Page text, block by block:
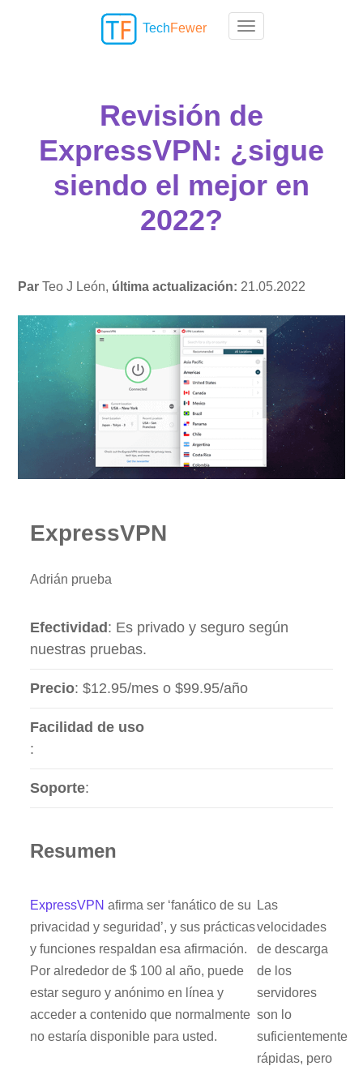
Toggle navigation
TechFewer
Revisión de
ExpressVPN: ¿sigue
siendo el mejor en
2022?
Par Teo J León, última actualización: 21.05.2022
ExpressVPN
Adrián prueba
Efectividad: Es privado y seguro según
nuestras pruebas.
Precio: $12.95/mes o $99.95/año
Facilidad de uso
:
Soporte:
Resumen
ExpressVPN afirma ser ‘fanático de su
privacidad y seguridad’, y sus prácticas
y funciones respaldan esa afirmación.
Por alrededor de $ 100 al año, puede
estar seguro y anónimo en línea y
acceder a contenido que normalmente
no estaría disponible para usted.
Las
velocidades
de descarga
de los
servidores
son lo
suficientemente
rápidas, pero